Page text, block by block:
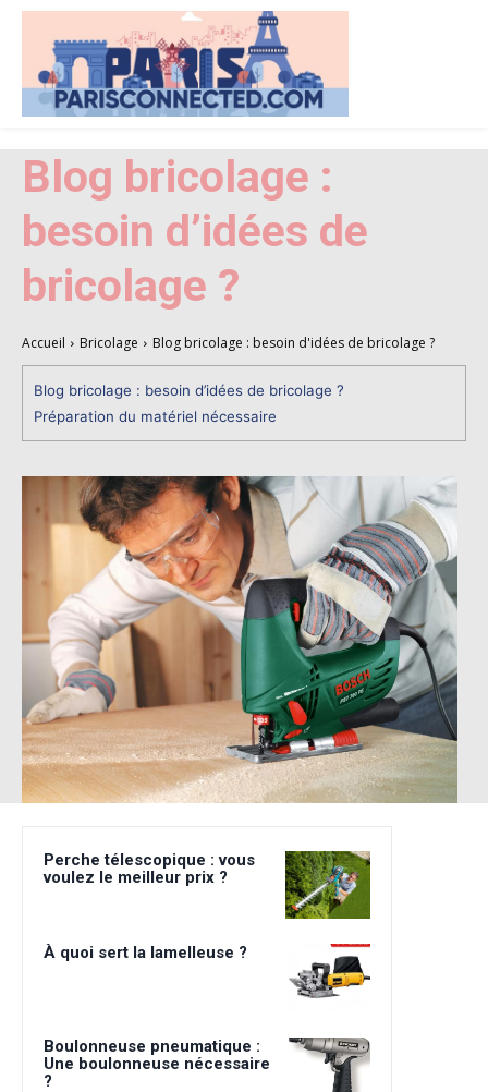
Blog bricolage :
besoin d’idées de
bricolage ?
Accueil Bricolage Blog bricolage : besoin d'idées de bricolage ?
Blog bricolage : besoin d’idées de bricolage ?
Préparation du matériel nécessaire
Perche télescopique : vous
voulez le meilleur prix ?
À quoi sert la lamelleuse ?
Boulonneuse pneumatique :
Une boulonneuse nécessaire
?